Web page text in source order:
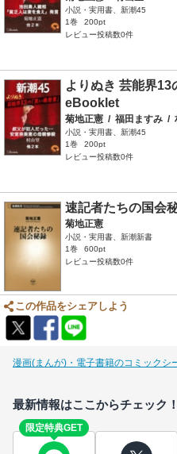
小説・実用書、新潮45
1巻
200pt
レビュー投稿数0件
よりぬき 芸能界
eBooklet
菊地正憲 / 福田ますみ /
小説・実用書、新潮45
1巻
200pt
レビュー投稿数0件
速記者たちの国会
菊地正憲
小説・実用書、新潮新書
1巻
600pt
レビュー投稿数0件
この作品をシェアしよう
漫画(まんが)・電子書籍のコミックシ
最新情報はここからチェック！
限定特典GET